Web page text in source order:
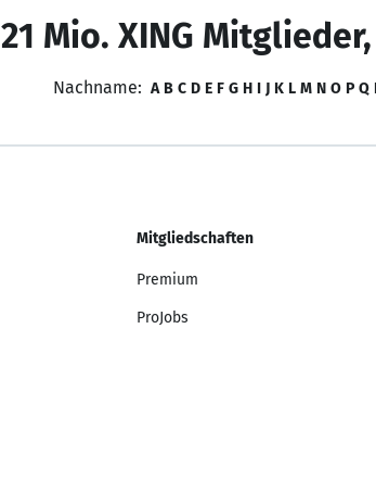
21 Mio. XING
Nachname: A B C D E F G H I J K L M N O P Q
Mitgliedschaften
Premium
ProJobs